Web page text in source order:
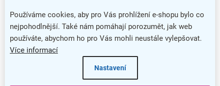
Používáme cookies, aby pro Vás prohlížení e-shopu bylo co
nejpohodlnější. Také nám pomáhají porozumět, jak web
používáte, abychom ho pro Vás mohli neustále vylepšovat.
Více informací
Nastavení
Kovová šatní skříňka s
dřevěnými dveřmi, 60 x 50 x
191,5 cm, nastavitelné
nožky, cylindrický zámek,
Kovová šatní skříňka s
dřevěnými dveřmi, 80 x 50 x